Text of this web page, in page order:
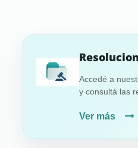
Accedé a
y consultá las
Ver más